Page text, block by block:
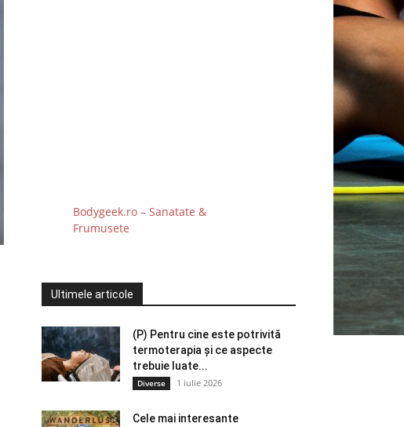
Bodygeek.ro – Sanatate &
Frumusete
Ultimele articole
(P) Pentru cine este potrivită
termoterapia și ce aspecte
trebuie luate...
Diverse 1 iulie 2026
Cele mai interesante